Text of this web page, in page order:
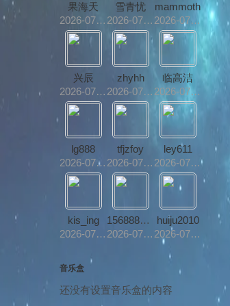
果海天
2026-07-24
雪青忧
2026-07-23
mammoth
2026-07-14
兴辰
2026-07-13
zhyhh
2026-07-13
临高洁
2026-07-13
lg888
2026-07-12
tfjzfoy
2026-07-12
ley611
2026-07-12
kis_ing
2026-07-12
15688881198
2026-07-11
huiju2010
2026-07-11
音乐盒
还没有设置音乐盒的内容